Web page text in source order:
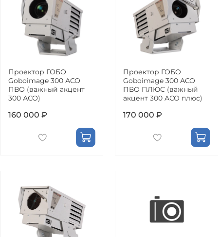
Проектор ГОБО
Goboimage 300 АСО
ПВО (важный акцент
300 АСО)
160 000 ₽
Проектор ГОБО
Goboimage 300 АСО
ПВО ПЛЮС (важный
акцент 300 АСО плюс)
170 000 ₽